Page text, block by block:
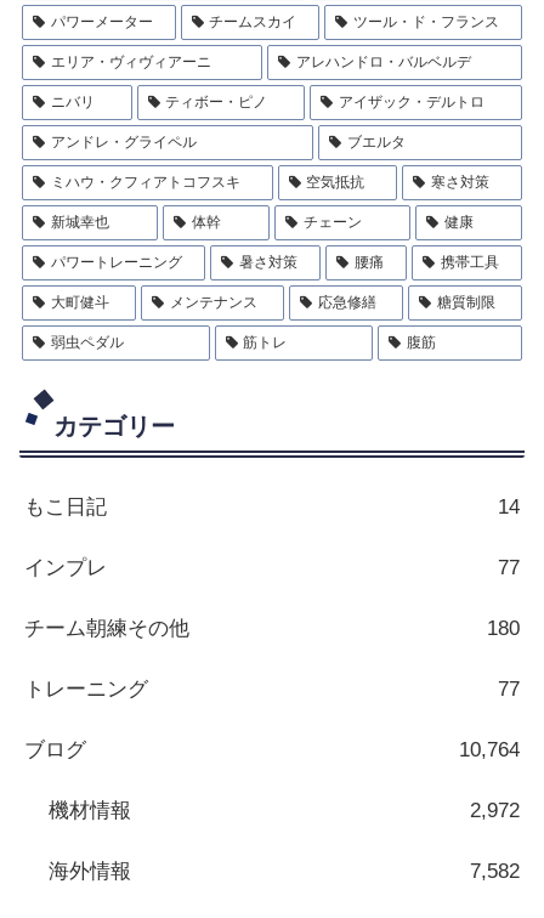
パワーメーター チームスカイ ツール・ド・フランス
エリア・ヴィヴィアーニ アレハンドロ・バルベルデ
ニバリ ティボー・ピノ アイザック・デルトロ
アンドレ・グライペル ブエルタ
ミハウ・クフィアトコフスキ 空気抵抗 寒さ対策
新城幸也 体幹 チェーン 健康
パワートレーニング 暑さ対策 腰痛 携帯工具
大町健斗 メンテナンス 応急修繕 糖質制限
弱虫ペダル 筋トレ 腹筋
カテゴリー
もこ日記 14
インプレ 77
チーム朝練その他 180
トレーニング 77
ブログ 10,764
機材情報 2,972
海外情報 7,582